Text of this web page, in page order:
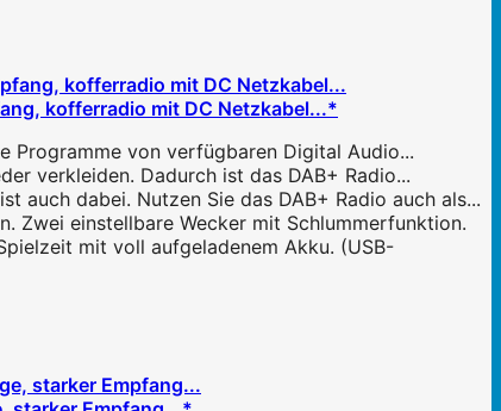
kofferradio mit DC Netzkabel...*
Programme von verfügbaren Digital Audio...
verkleiden. Dadurch ist das DAB+ Radio...
auch dabei. Nutzen Sie das DAB+ Radio auch als...
Zwei einstellbare Wecker mit Schlummerfunktion.
mit voll aufgeladenem Akku. (USB-